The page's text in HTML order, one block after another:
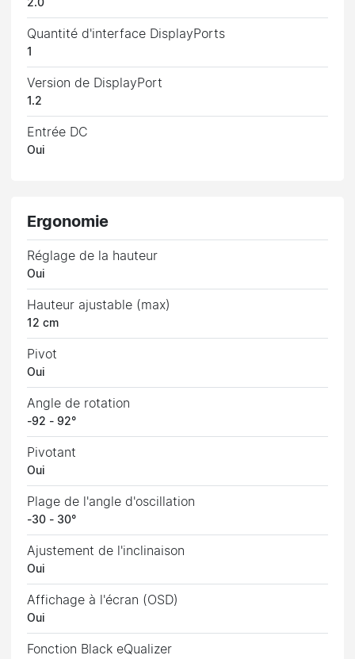
2.0
Quantité d'interface DisplayPorts
1
Version de DisplayPort
1.2
Entrée DC
Oui
Ergonomie
Réglage de la hauteur
Oui
Hauteur ajustable (max)
12 cm
Pivot
Oui
Angle de rotation
-92 - 92°
Pivotant
Oui
Plage de l'angle d'oscillation
-30 - 30°
Ajustement de l'inclinaison
Oui
Affichage à l'écran (OSD)
Oui
Fonction Black eQualizer